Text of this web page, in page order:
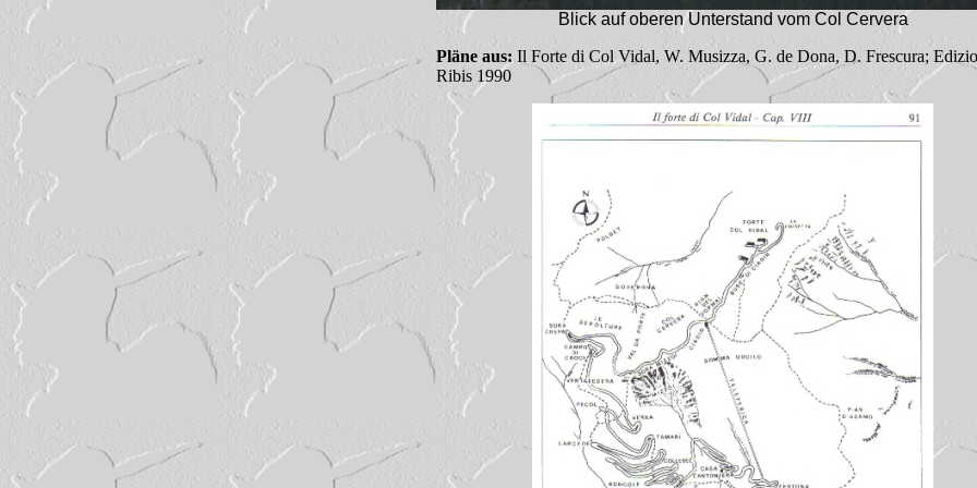
Blick auf oberen Unterstand vom Col Cervera
Pläne aus: Il Forte di Col Vidal, W. Musizza, G. de Dona, D. Frescura;
Ribis 1990